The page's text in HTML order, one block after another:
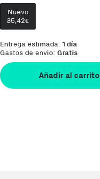
Nuevo
35,42€
Entrega estimada: 1 día
Gastos de envio: Gratis
Añadir al carrito